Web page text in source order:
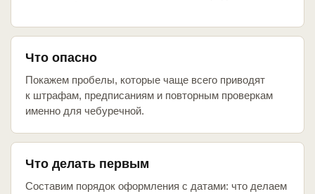
Что опасно
Покажем пробелы, которые чаще всего приводят
к штрафам, предписаниям и повторным проверкам
именно для чебуречной.
Что делать первым
Составим порядок оформления с датами: что делаем